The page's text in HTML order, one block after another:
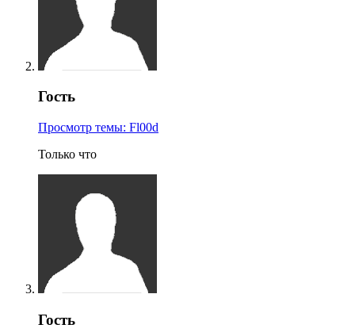
Гость
Просмотр темы: Fl00d
Только что
Гость